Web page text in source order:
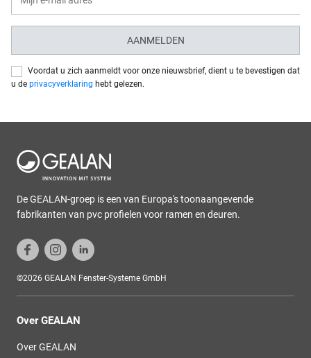
AANMELDEN
Voordat u zich aanmeldt voor onze nieuwsbrief, dient u te bevestigen dat
u de privacyverklaring hebt gelezen.
De GEALAN-groep is een van Europa's toonaangevende
fabrikanten van pvc profielen voor ramen en deuren.
©2026 GEALAN Fenster-Systeme GmbH
Over GEALAN
Over GEALAN